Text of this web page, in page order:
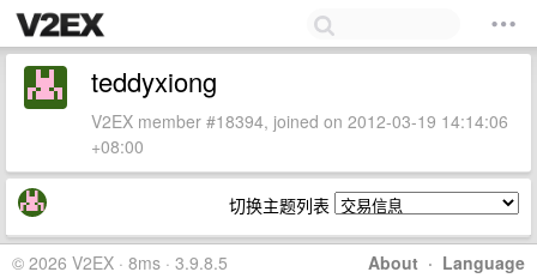
teddyxiong
V2EX member #18394, joined on 2012-03-19 14:14:06
+08:00
切换主题列表
About · Language
© 2026 V2EX · 8ms · 3.9.8.5